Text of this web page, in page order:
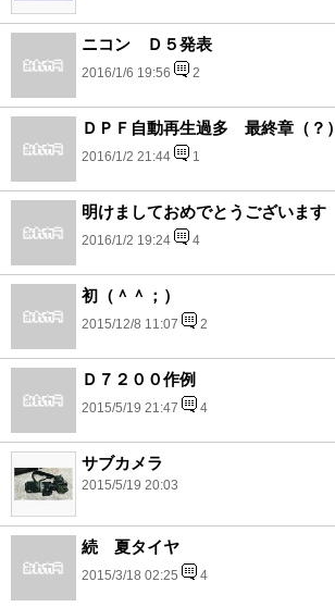
ニコン Ｄ５発表
2016/1/6 19:56 2
ＤＰＦ自動再生過多 最終章（？）
2016/1/2 21:44 1
明けましておめでとうございます
2016/1/2 19:24 4
初（＾＾；）
2015/12/8 11:07 2
Ｄ７２００作例
2015/5/19 21:47 4
サブカメラ
2015/5/19 20:03
続 夏タイヤ
2015/3/18 02:25 4